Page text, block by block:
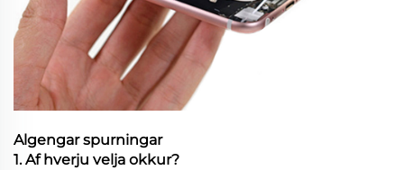
Algengar spurningar
1. Af hverju velja okkur?